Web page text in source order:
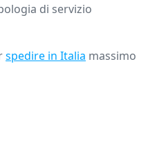
di servizio
spedire in Italia massimo